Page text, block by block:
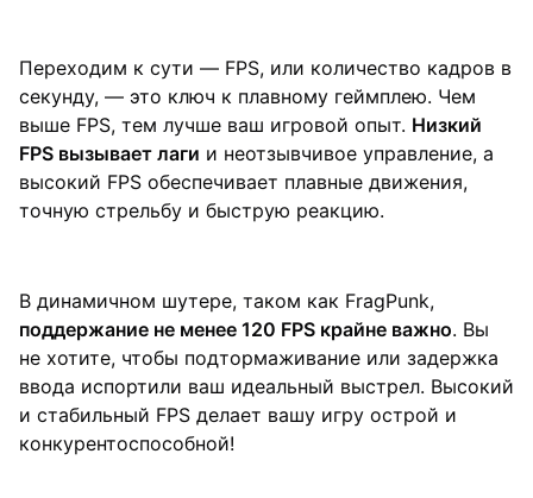
Переходим к сути — FPS, или количество кадров в
секунду, — это ключ к плавному геймплею. Чем
выше FPS, тем лучше ваш игровой опыт. Низкий
FPS вызывает лаги и неотзывчивое управление, а
высокий FPS обеспечивает плавные движения,
точную стрельбу и быструю реакцию.
В динамичном шутере, таком как FragPunk,
поддержание не менее 120 FPS крайне важно. Вы
не хотите, чтобы подтормаживание или задержка
ввода испортили ваш идеальный выстрел. Высокий
и стабильный FPS делает вашу игру острой и
конкурентоспособной!